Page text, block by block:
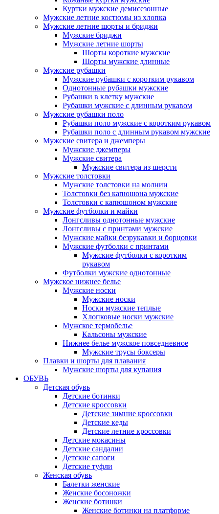
Куртки мужские демисезонные
Мужские летние костюмы из хлопка
Мужские летние шорты и бриджи
Мужские бриджи
Мужские летние шорты
Шорты короткие мужские
Шорты мужские длинные
Мужские рубашки
Мужские рубашки с коротким рукавом
Однотонные рубашки мужские
Рубашки в клетку мужские
Рубашки мужские с длинным рукавом
Мужские рубашки поло
Рубашки поло мужские с коротким рукавом
Рубашки поло с длинным рукавом мужские
Мужские свитера и джемперы
Мужские джемперы
Мужские свитера
Мужские свитера из шерсти
Мужские толстовки
Мужские толстовки на молнии
Толстовки без капюшона мужские
Толстовки с капюшоном мужские
Мужские футболки и майки
Лонгсливы однотонные мужские
Лонгсливы с принтами мужские
Мужские майки безрукавки и борцовки
Мужские футболки с принтами
Мужские футболки с коротким
рукавом
Футболки мужские однотонные
Мужское нижнее белье
Мужские носки
Мужские носки
Носки мужские теплые
Хлопковые носки мужские
Мужское термобелье
Кальсоны мужские
Нижнее белье мужское повседневное
Мужские трусы боксеры
Плавки и шорты для плавания
Мужские шорты для купания
ОБУВЬ
Детская обувь
Детские ботинки
Детские кроссовки
Детские зимние кроссовки
Детские кеды
Детские летние кроссовки
Детские мокасины
Детские сандалии
Детские сапоги
Детские туфли
Женская обувь
Балетки женские
Женские босоножки
Женские ботинки
Женские ботинки на платформе